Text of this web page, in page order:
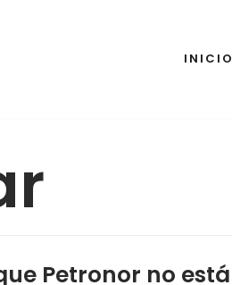
INICIO
Petronor no está